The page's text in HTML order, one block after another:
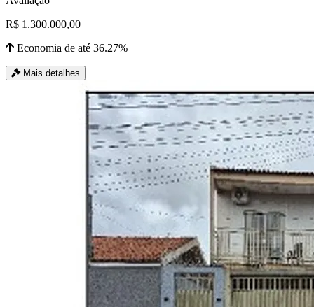
R$ 1.300.000,00
Economia de até 36.27%
Mais detalhes